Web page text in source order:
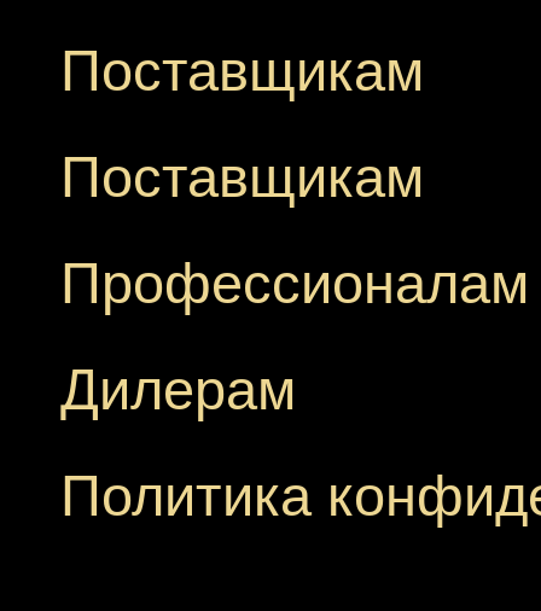
Поставщикам
Поставщикам
Профессионалам
Дилерам
Политика